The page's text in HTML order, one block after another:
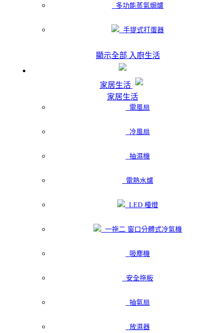
多功能蒸氣焗爐
手提式打蛋器
顯示全部 入廚生活
家居生活
家居生活
電風扇
冷風扇
抽濕機
電熱水爐
LED 檯燈
一拖二 窗口分體式冷氣機
吸塵機
安全拖板
抽氣扇
放濕器